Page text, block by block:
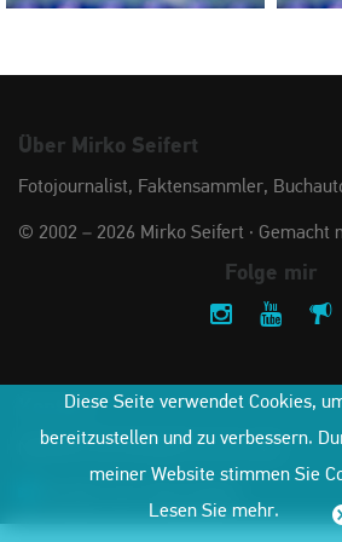
Über Mirko Seifert
Fotojournalist, Faktensammler,
© 2002 – 2026 Mirko Seifert · Gemacht
Folge mir
Kontakt
Nehmen Sie Kontakt mit mir auf:
Diese Seite verwendet Cookies,
bereitzustellen und zu verbessern.
meiner Website stimmen Sie
Lesen Sie mehr.